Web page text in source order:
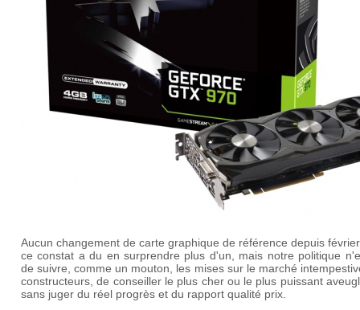
Aucun changement de carte graphique de référence depuis
ce constat a du en surprendre plus d'un, mais notre politique
de suivre, comme un mouton, les mises sur le marché
constructeurs, de conseiller le plus cher ou le plus puissant
sans juger du réel progrès et du rapport qualité prix.